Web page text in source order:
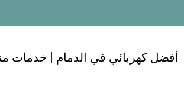
أفضل كهربائي في الدمام | خدمات